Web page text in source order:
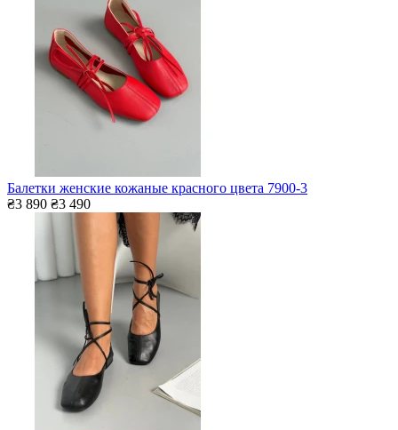
Балетки женские кожаные красного цвета 7900-3
₴3 890 ₴3 490